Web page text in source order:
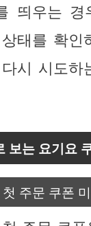
띄우는 경
태를 확인
시 시도하
보는 요기요
주문 쿠폰